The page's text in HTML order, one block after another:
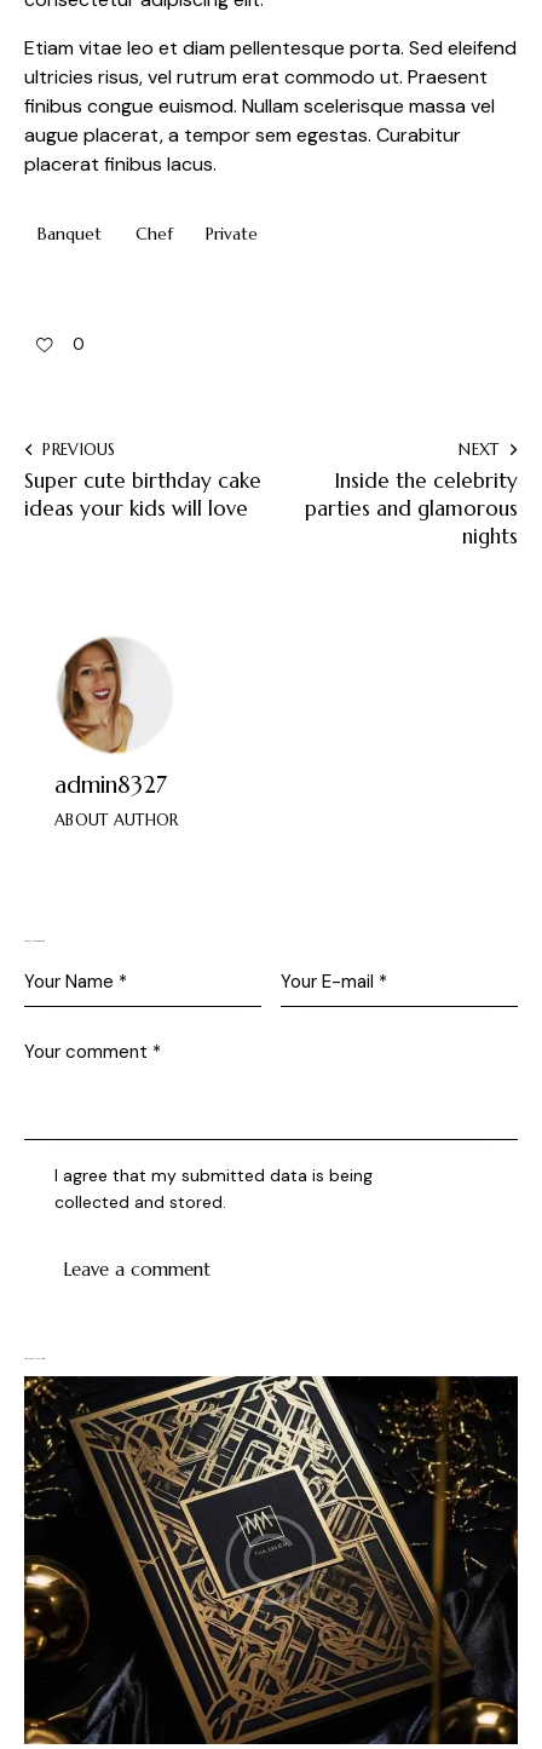
Etiam vitae leo et diam pellentesque porta. Sed eleifend
ultricies risus, vel rutrum erat commodo ut. Praesent
finibus congue euismod. Nullam scelerisque massa vel
augue placerat, a tempor sem egestas. Curabitur
placerat finibus lacus.
Banquet Chef Private
0
PREVIOUS
Super cute birthday cake
ideas your kids will love
NEXT
Inside the celebrity
parties and glamorous
nights
admin8327
ABOUT AUTHOR
I agree that my submitted data is being
collected and stored.
You May Also Like